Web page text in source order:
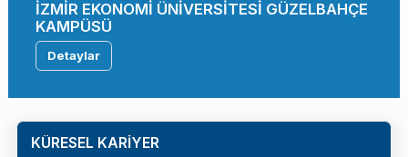
İZMİR EKONOMİ ÜNİVERSİTESİ GÜZELBAHÇE
KAMPÜSÜ
Detaylar
KÜRESEL KARİYER